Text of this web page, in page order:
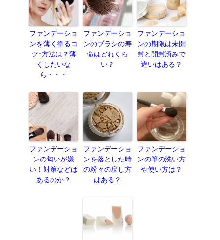
ファンデーショ
ンを薄く塗るコ
ツ･方法は？薄
くしたいな
ら・・・
ファンデーショ
ンのブラシの寿
命はどれくら
い？
ファンデーショ
ンの期限は未開
封と開封済みで
違いはある？
ファンデーショ
ンの匂いが嫌
い！対策などは
あるのか？
ファンデーショ
ンを落とした時
の粉々の戻し方
はある？
ファンデーショ
ンの筆の洗い方
や使い方は？